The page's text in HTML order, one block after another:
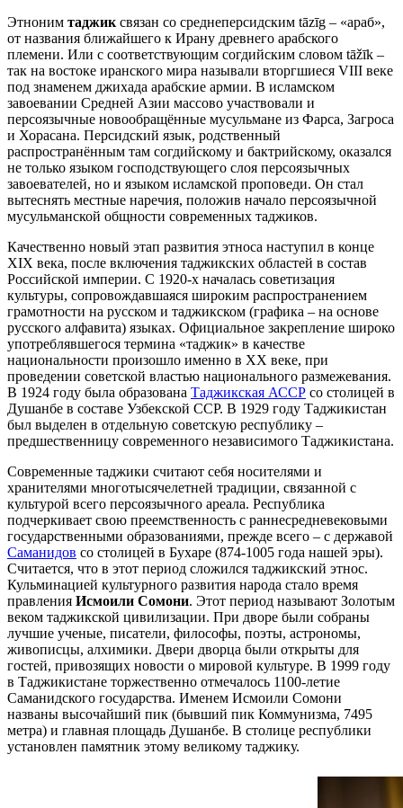
Этноним таджик связан со среднеперсидским tāzīg – «араб»,
от названия ближайшего к Ирану древнего арабского
племени. Или с соответствующим согдийским словом tāžīk –
так на востоке иранского мира называли вторгшиеся VIII веке
под знаменем джихада арабские армии. В исламском
завоевании Средней Азии массово участвовали и
персоязычные новообращённые мусульмане из Фарса, Загроса
и Хорасана. Персидский язык, родственный
распространённым там согдийскому и бактрийскому, оказался
не только языком господствующего слоя персоязычных
завоевателей, но и языком исламской проповеди. Он стал
вытеснять местные наречия, положив начало персоязычной
мусульманской общности современных таджиков.
Качественно новый этап развития этноса наступил в конце
XIX века, после включения таджикских областей в состав
Российской империи. С 1920-х началась советизация
культуры, сопровождавшаяся широким распространением
грамотности на русском и таджикском (графика – на основе
русского алфавита) языках. Официальное закрепление широко
употреблявшегося термина «таджик» в качестве
национальности произошло именно в XX веке, при
проведении советской властью национального размежевания.
В 1924 году была образована Таджикская АССР со столицей в
Душанбе в составе Узбекской ССР. В 1929 году Таджикистан
был выделен в отдельную советскую республику –
предшественницу современного независимого Таджикистана.
Современные таджики считают себя носителями и
хранителями многотысячелетней традиции, связанной с
культурой всего персоязычного ареала. Республика
подчеркивает свою преемственность с раннесредневековыми
государственными образованиями, прежде всего – с державой
Саманидов со столицей в Бухаре (874-1005 года нашей эры).
Считается, что в этот период сложился таджикский этнос.
Кульминацией культурного развития народа стало время
правления Исмоили Сомони. Этот период называют Золотым
веком таджикской цивилизации. При дворе были собраны
лучшие ученые, писатели, философы, поэты, астрономы,
живописцы, алхимики. Двери дворца были открыты для
гостей, привозящих новости о мировой культуре. В 1999 году
в Таджикистане торжественно отмечалось 1100-летие
Саманидского государства. Именем Исмоили Сомони
названы высочайший пик (бывший пик Коммунизма, 7495
метра) и главная площадь Душанбе. В столице республики
установлен памятник этому великому таджику.